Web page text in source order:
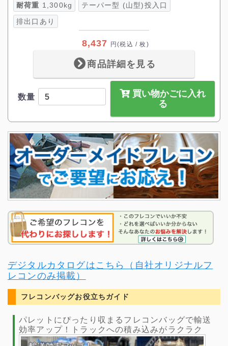
耐荷重 1,300kg テーパー型 (山型)投入口
排出口あり
8,437 円(税込 / 枚)
商品詳細を見る
数量
買い物かごに入れ
る
デジタルカタログはこちら（自社オリジナルフ
レコンのみ掲載）
フレコンバッグお役立ちガイド
パレットにぴったり収まるフレコンバッグで輸送
効率アップ！トラックへの積み込みがラクラク